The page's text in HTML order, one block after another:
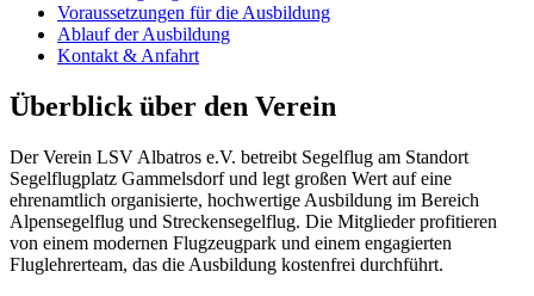
Voraussetzungen für die Ausbildung
Ablauf der Ausbildung
Kontakt & Anfahrt
Überblick über den Verein
Der Verein LSV Albatros e.V. betreibt Segelflug am Standort
Segelflugplatz Gammelsdorf und legt großen Wert auf eine
ehrenamtlich organisierte, hochwertige Ausbildung im Bereich
Alpensegelflug und Streckensegelflug. Die Mitglieder profitieren
von einem modernen Flugzeugpark und einem engagierten
Fluglehrerteam, das die Ausbildung kostenfrei durchführt.